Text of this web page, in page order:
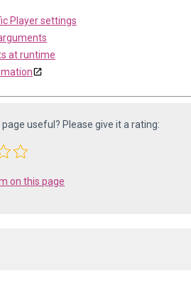
Player settings
at runtime
page useful? Please give it a rating:
on this page